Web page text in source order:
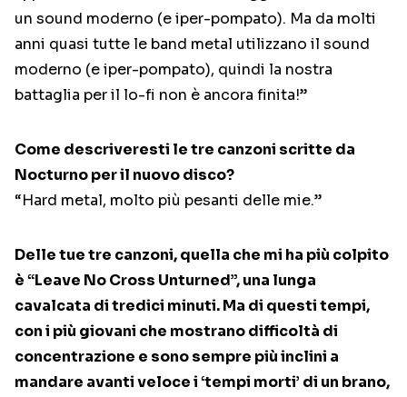
un sound moderno (e iper-pompato). Ma da molti
anni quasi tutte le band metal utilizzano il sound
moderno (e iper-pompato), quindi la nostra
battaglia per il lo-fi non è ancora finita!”
Come descriveresti le tre canzoni scritte da
Nocturno per il nuovo disco?
“Hard metal, molto più pesanti delle mie.”
Delle tue tre canzoni, quella che mi ha più colpito
è “Leave No Cross Unturned”, una lunga
cavalcata di tredici minuti. Ma di questi tempi,
con i più giovani che mostrano difficoltà di
concentrazione e sono sempre più inclini a
mandare avanti veloce i ‘tempi morti’ di un brano,